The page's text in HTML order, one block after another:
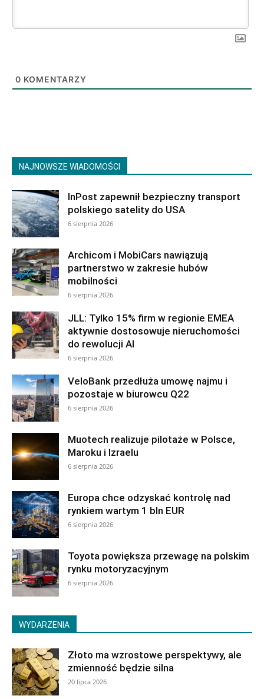
0 KOMENTARZY
NAJNOWSZE WIADOMOŚCI
InPost zapewnił bezpieczny transport
polskiego satelity do USA
6 sierpnia 2026
Archicom i MobiCars nawiązują
partnerstwo w zakresie hubów
mobilności
6 sierpnia 2026
JLL: Tylko 15% firm w regionie EMEA
aktywnie dostosowuje nieruchomości
do rewolucji AI
6 sierpnia 2026
VeloBank przedłuża umowę najmu i
pozostaje w biurowcu Q22
6 sierpnia 2026
Muotech realizuje pilotaże w Polsce,
Maroku i Izraelu
6 sierpnia 2026
Europa chce odzyskać kontrolę nad
rynkiem wartym 1 bln EUR
6 sierpnia 2026
Toyota powiększa przewagę na polskim
rynku motoryzacyjnym
6 sierpnia 2026
WYDARZENIA
Złoto ma wzrostowe perspektywy, ale
zmienność będzie silna
20 lipca 2026